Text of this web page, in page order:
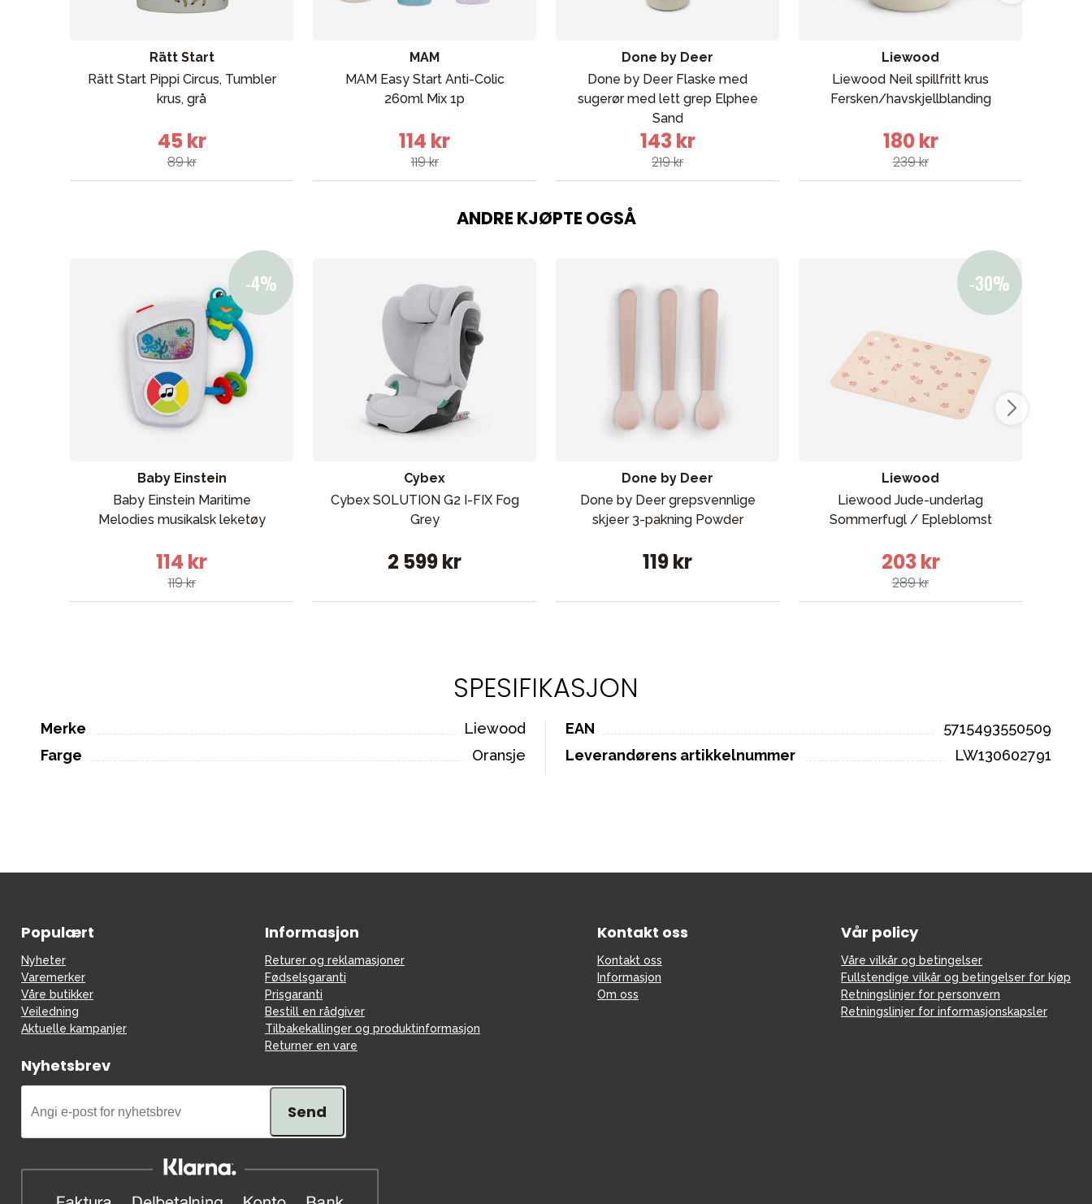
Rätt Start
Rätt Start Pippi Circus, Tumbler
krus, grå
45 kr
89 kr
MAM
MAM Easy Start Anti-Colic
260ml Mix 1p
114 kr
119 kr
Done by Deer
Done by Deer Flaske med
sugerør med lett grep Elphee
Sand
143 kr
219 kr
Liewood
Liewood Neil spillfritt krus
Fersken/havskjellblanding
180 kr
239 kr
ANDRE KJØPTE OGSÅ
Baby Einstein
Baby Einstein Maritime
Melodies musikalsk leketøy
114 kr
119 kr
Cybex
Cybex SOLUTION G2 I-FIX Fog
Grey
2 599 kr
Done by Deer
Done by Deer grepsvennlige
skjeer 3-pakning Powder
119 kr
Liewood
Liewood Jude-underlag
Sommerfugl / Epleblomst
203 kr
289 kr
SPESIFIKASJON
Merke
Liewood
Farge
Oransje
EAN
5715493550509
Leverandørens artikkelnummer
LW130602791
Populært
Nyheter
Varemerker
Våre butikker
Veiledning
Aktuelle kampanjer
Informasjon
Returer og reklamasjoner
Fødselsgaranti
Prisgaranti
Bestill en rådgiver
Tilbakekallinger og produktinformasjon
Returner en vare
Kontakt oss
Kontakt oss
Informasjon
Om oss
Vår policy
Våre vilkår og betingelser
Fullstendige vilkår og betingelser for kjøp
Retningslinjer for personvern
Retningslinjer for informasjonskapsler
Nyhetsbrev
Send